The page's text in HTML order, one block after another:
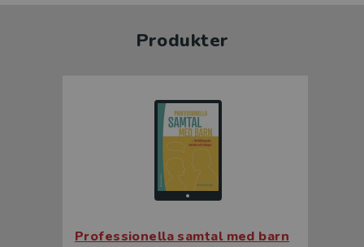
Produkter
Professionella samtal med barn